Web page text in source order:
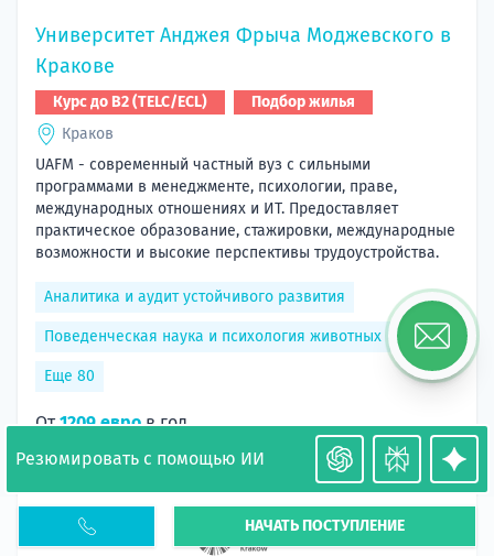
НАЧАТЬ ПОСТУПЛЕНИЕ
Университет Анджея Фрыча Моджевского в
Кракове
Курс до B2 (TELC/ECL)
Подбор жилья
Краков
UAFM - современный частный вуз с сильными
программами в менеджменте, психологии, праве,
международных отношениях и ИТ. Предоставляет
практическое образование, стажировки, международные
возможности и высокие перспективы трудоустройства.
Аналитика и аудит устойчивого развития
Поведенческая наука и психология животных
Еще 80
От1209 евров год
Резюмировать с помощью ИИ